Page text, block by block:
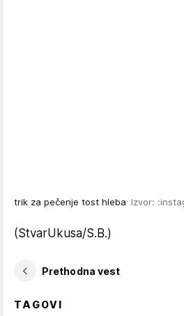
trik za pečenje tost hleba Izvor:
(StvarUkusa/S.B.)
Prethodna vest
TAGOVI